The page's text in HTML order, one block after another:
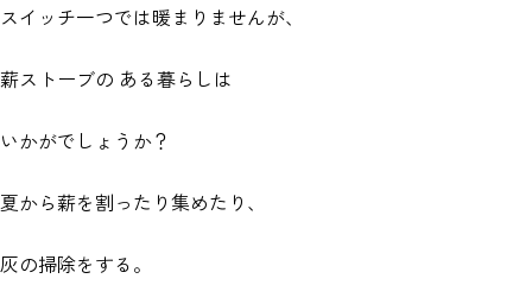
スイッチ一つでは暖まりませんが、
薪ストーブの ある暮らしは
いかがでしょうか？
夏から薪を割ったり集めたり、
灰の掃除をする。